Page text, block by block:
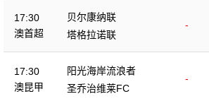
17:30
澳首超
贝尔康纳联
-
塔格拉诺联
17:30
澳昆甲
阳光海岸流浪者
-
圣乔治维莱FC